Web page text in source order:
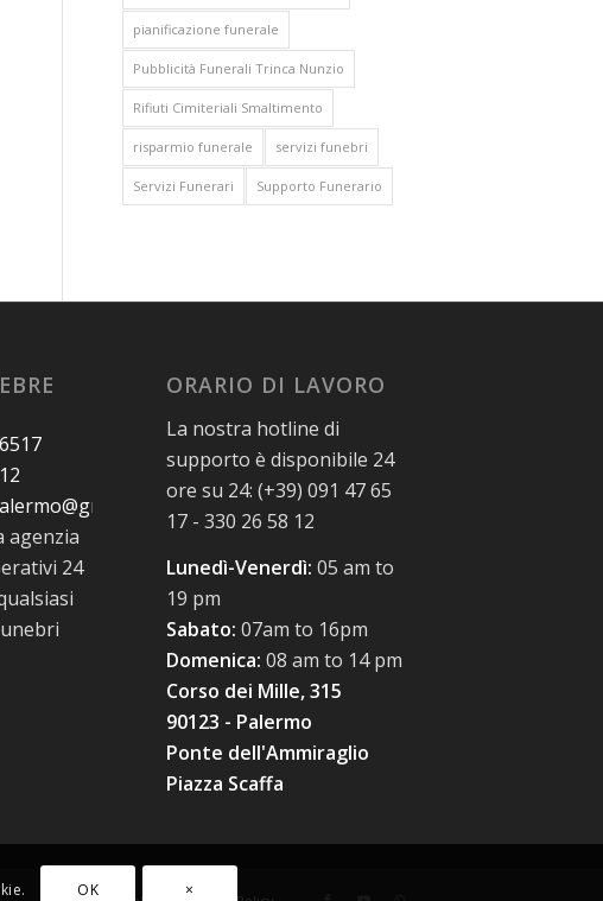
pianificazione funerale
Pubblicità Funerali Trinca Nunzio
Rifiuti Cimiteriali Smaltimento
risparmio funerale servizi funebri
Servizi Funerari Supporto Funerario
agenzia
24
ORARIO DI LAVORO
La nostra hotline di
supporto è disponibile 24
ore su 24: (+39) 091 47 65
17 - 330 26 58 12
Lunedì-Venerdì: 05 am to
19 pm
Sabato: 07am to 16pm
Domenica: 08 am to 14 pm
Corso dei Mille, 315
90123 - Palermo
Ponte dell'Ammiraglio
Piazza Scaffa
OK ×